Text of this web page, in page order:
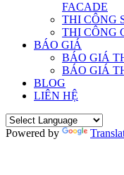
FACADE
THI CÔNG
THI CÔNG
BÁO GIÁ
BÁO GIÁ
BÁO GIÁ
BLOG
LIÊN HỆ
Powered by